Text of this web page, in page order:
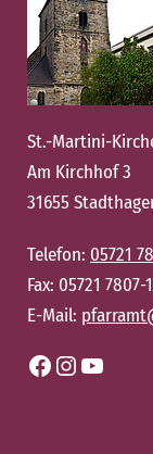
St.-Martini-
Am Kirchhof 3
31655
Telefon: 05721
Fax: 05721 7807-
E-Mail:
Facebook Instagram YouTube